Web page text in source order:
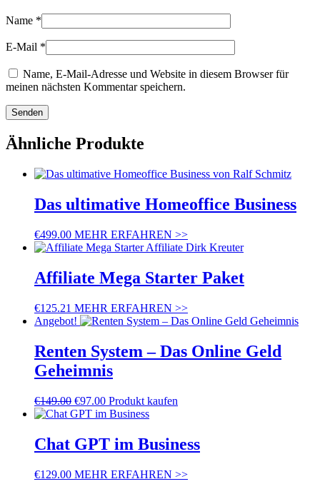
Name *
E-Mail *
Name, E-Mail-Adresse und Website in diesem Browser für
meinen nächsten Kommentar speichern.
Ähnliche Produkte
Das ultimative Homeoffice Business
€499.00 MEHR ERFAHREN >>
Affiliate Mega Starter Paket
€125.21 MEHR ERFAHREN >>
Angebot!
Renten System – Das Online Geld
Geheimnis
€149.00 €97.00 Produkt kaufen
Chat GPT im Business
€129.00 MEHR ERFAHREN >>